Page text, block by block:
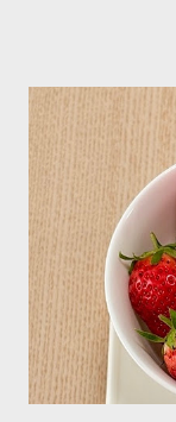
落擺放三個月。...
3.9g ---------
利丁粉 3.3g 10g
糖 4g 13g 170g 糖
14g 190g 鮮奶油
180g 牛奶 6g 17g
水 5g 15g 200g 可
- ------- 170g 引用